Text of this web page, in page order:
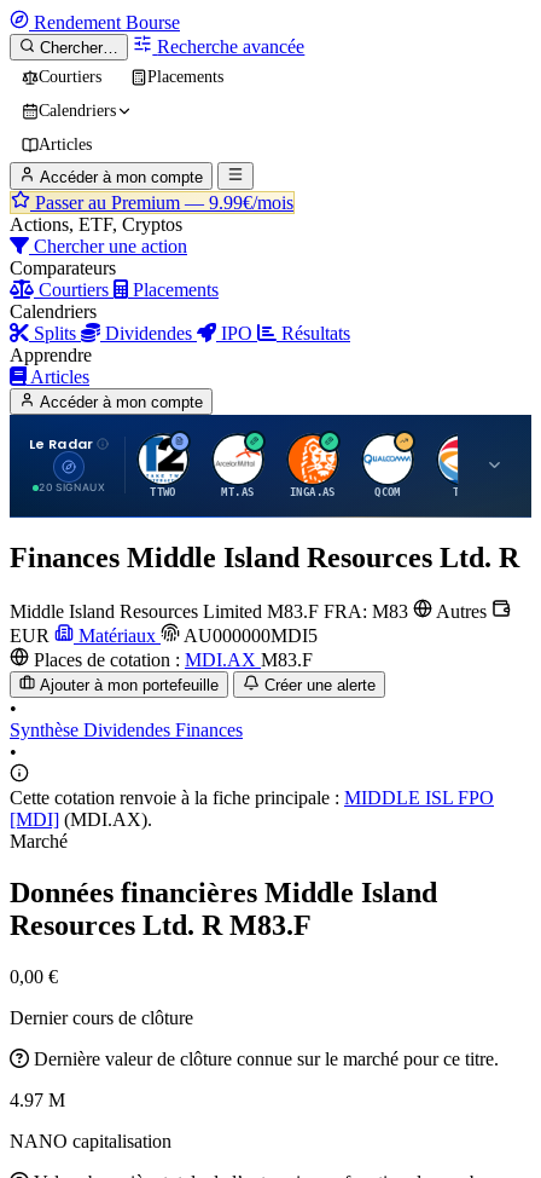
Rendement Bourse
Chercher… Recherche avancée
Courtiers
Placements
Calendriers
Articles
Accéder à mon compte
Passer au Premium — 9.99€/mois
Actions, ETF, Cryptos
Chercher une action
Comparateurs
Courtiers
Placements
Calendriers
Splits
Dividendes IPO
Résultats
Apprendre
Articles
Accéder à mon compte
Le Radar
20 SIGNAUX
T
TTWO
A
MT.AS
I
INGA.AS
Q
QCOM
T
TTE
Finances Middle Island Resources Ltd. R
Middle Island Resources Limited M83.F FRA: M83
Autres
EUR
Matériaux
AU000000MDI5
Places de cotation : MDI.AX M83.F
Ajouter à mon portefeuille Créer une alerte
•
Synthèse Dividendes Finances
•
Cette cotation renvoie à la fiche principale : MIDDLE ISL FPO
[MDI] (MDI.AX).
Marché
Données financières Middle Island
Resources Ltd. R M83.F
0,00 €
Dernier cours de clôture
Dernière valeur de clôture connue sur le marché pour ce titre.
4.97 M
NANO capitalisation